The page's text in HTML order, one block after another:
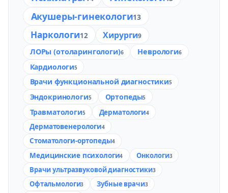
Акушеры-гинекологи13
Наркологи12 Хирурги9
ЛОРы (отоларингологи)6 Неврологи6
Кардиологи5
Врачи функциональной диагностики5
Эндокринологи5 Ортопеды5
Травматологи5 Дерматологи4
Дерматовенерологи4
Стоматологи-ортопеды4
Медицинские психологи4 Онкологи3
Врачи ультразвуковой диагностики3
Офтальмологи3 Зубные врачи3